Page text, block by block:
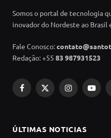
Somos o portal de tecnologia
inovador do Nordeste ao Brasil
Fale Conosco:
Redação: +55 83 987931523
Facebook
X
Instagram
ÚLTIMAS NOTICIAS